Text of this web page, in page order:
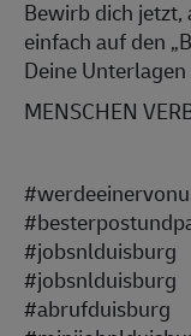
Bewirb dich jetzt,
einfach auf den
Deine
MENSCHEN
#jobsnlduisburg
#jobsnlduisburg
#abrufduisburg